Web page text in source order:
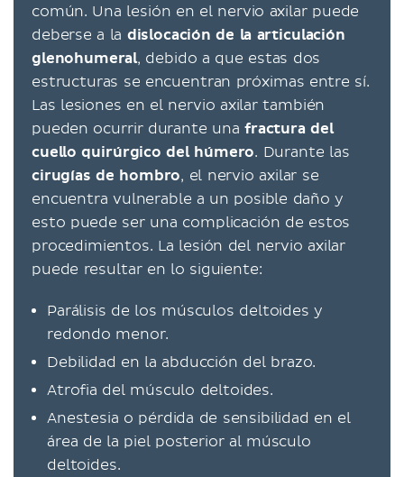
común. Una lesión en el nervio axilar puede
deberse a la dislocación de la articulación
glenohumeral, debido a que estas dos
estructuras se encuentran próximas entre sí.
Las lesiones en el nervio axilar también
pueden ocurrir durante unafractura del
cuello quirúrgico del húmero. Durante las
cirugías de hombro, el nervio axilar se
encuentra vulnerable a un posible daño y
esto puede ser una complicación de estos
procedimientos. La lesión del nervio axilar
puede resultar en lo siguiente:
Parálisis de los músculos deltoides y
redondo menor.
Debilidad en la abducción del brazo.
Atrofia del músculo deltoides.
Anestesia o pérdida de sensibilidad en el
área de la piel posterior al músculo
deltoides.